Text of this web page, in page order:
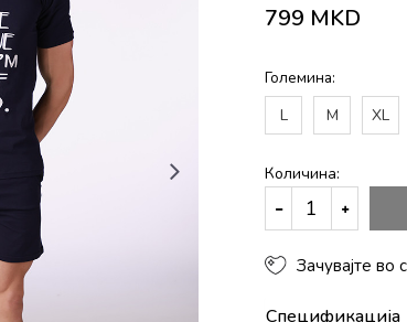
799 MKD
Големина:
L
M XL
Количина:
Зачувајте во
Спецификација